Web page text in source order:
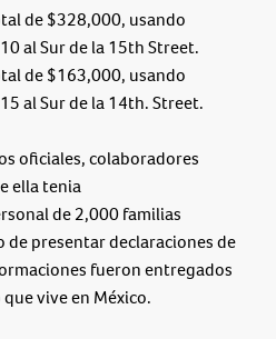
de $328,000, usando
al Sur de la 15th Street.
de $163,000, usando
al Sur de la 14th. Street.
oficiales, colaboradores
ella tenia
de 2,000 familias
de presentar declaraciones de
fueron entregados
vive en México.